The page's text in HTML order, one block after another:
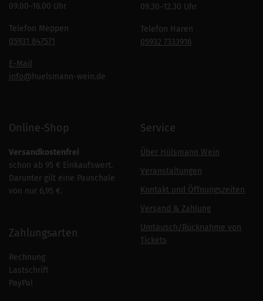
09.00–16.00 Uhr
Telefon Meppen
05931 847571
E-Mail
info@huelsmann-wein.de
09.30–12.30 Uhr
Telefon Haren
05932 7333916
Online-Shop
Versandkostenfrei
schon ab 95 € Einkaufswert.
Darunter gilt eine Pauschale
von nur 6,95 €.
Zahlungsarten
Rechnung
Lastschrift
PayPal
Service
Über Hülsmann Wein
Veranstaltungen
Kontakt und Öffnungszeiten
Versand & Zahlung
Umtausch/Rücknahme von
Tickets